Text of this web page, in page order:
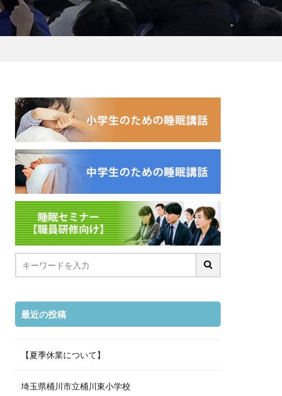
最近の投稿
【夏季休業について】
埼玉県桶川市立桶川東小学校